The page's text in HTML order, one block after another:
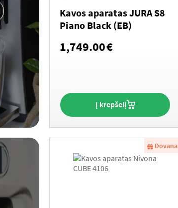
Kavos aparatas JURA S8
Piano Black (EB)
1,749.00€
Į krepšelį
Dovana